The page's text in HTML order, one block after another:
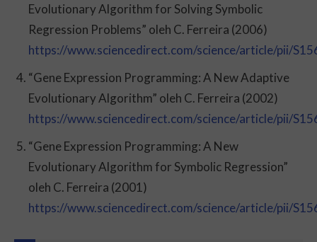
Evolutionary Algorithm for Solving Symbolic
Regression Problems” oleh C. Ferreira (2006)
https://www.sciencedirect.com/science/article/pii/
“Gene Expression Programming: A New Adaptive
Evolutionary Algorithm” oleh C. Ferreira (2002)
https://www.sciencedirect.com/science/article/pii/
“Gene Expression Programming: A New
Evolutionary Algorithm for Symbolic Regression”
oleh C. Ferreira (2001)
https://www.sciencedirect.com/science/article/pii/